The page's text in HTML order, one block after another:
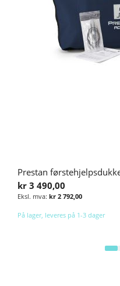
Prestan
kr 3 490,00
kr 2 792,00
På lager, leveres på 1-3 dager